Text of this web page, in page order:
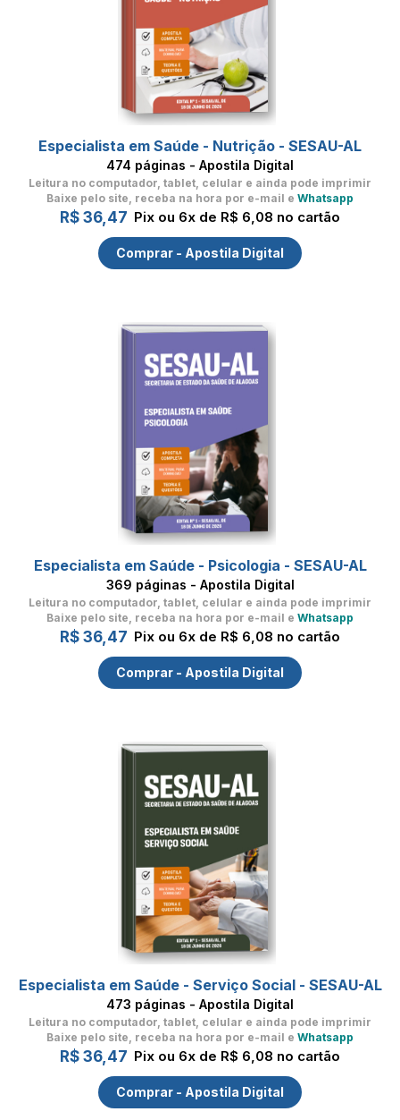
Especialista em Saúde - Nutrição - SESAU-AL
474 páginas - Apostila Digital
Leitura no computador, tablet, celular e ainda pode imprimir
Baixe pelo site, receba na hora por e-mail e Whatsapp
R$ 36,47 Pix ou 6x de R$ 6,08 no cartão
Comprar - Apostila Digital
Especialista em Saúde - Psicologia - SESAU-AL
369 páginas - Apostila Digital
Leitura no computador, tablet, celular e ainda pode imprimir
Baixe pelo site, receba na hora por e-mail e Whatsapp
R$ 36,47 Pix ou 6x de R$ 6,08 no cartão
Comprar - Apostila Digital
Especialista em Saúde - Serviço Social - SESAU-AL
473 páginas - Apostila Digital
Leitura no computador, tablet, celular e ainda pode imprimir
Baixe pelo site, receba na hora por e-mail e Whatsapp
R$ 36,47 Pix ou 6x de R$ 6,08 no cartão
Comprar - Apostila Digital